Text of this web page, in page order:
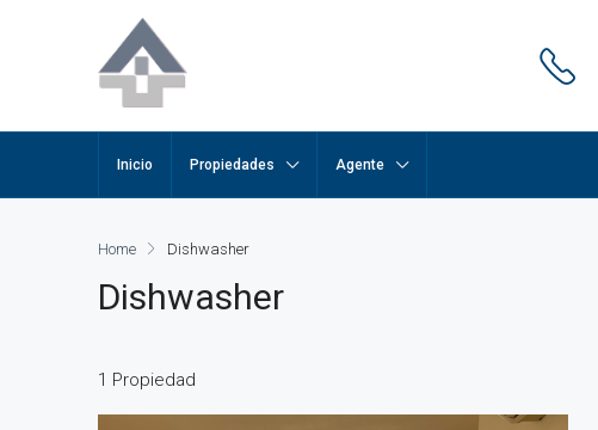
Inicio Propiedades Agente
Home Dishwasher
Dishwasher
1 Propiedad